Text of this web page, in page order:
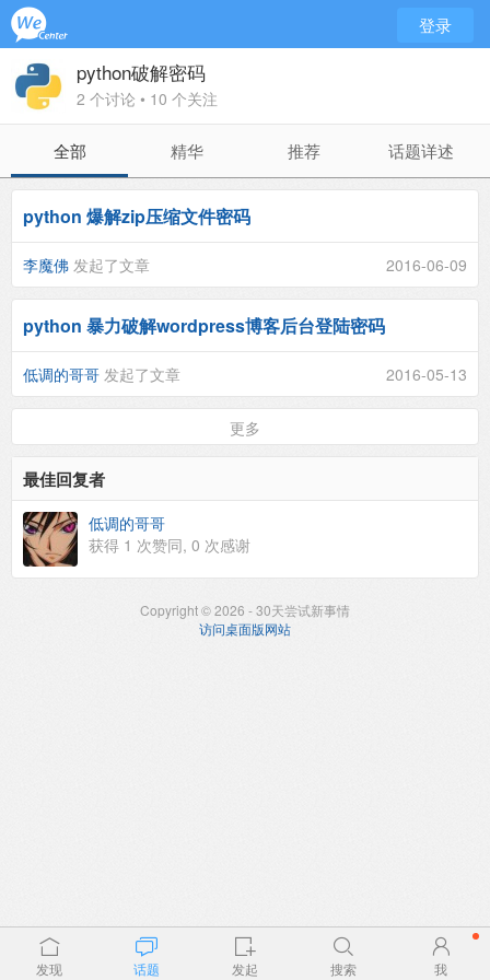
登录
python破解密码
2 个讨论 • 10 个关注
全部 精华 推荐 话题详述
python 爆解zip压缩文件密码
李魔佛 发起了文章 2016-06-09
python 暴力破解wordpress博客后台登陆密码
低调的哥哥 发起了文章 2016-05-13
更多
最佳回复者
低调的哥哥
获得 1 次赞同, 0 次感谢
Copyright © 2026 - 30天尝试新事情
访问桌面版网站
发现 话题 发起 搜索 我